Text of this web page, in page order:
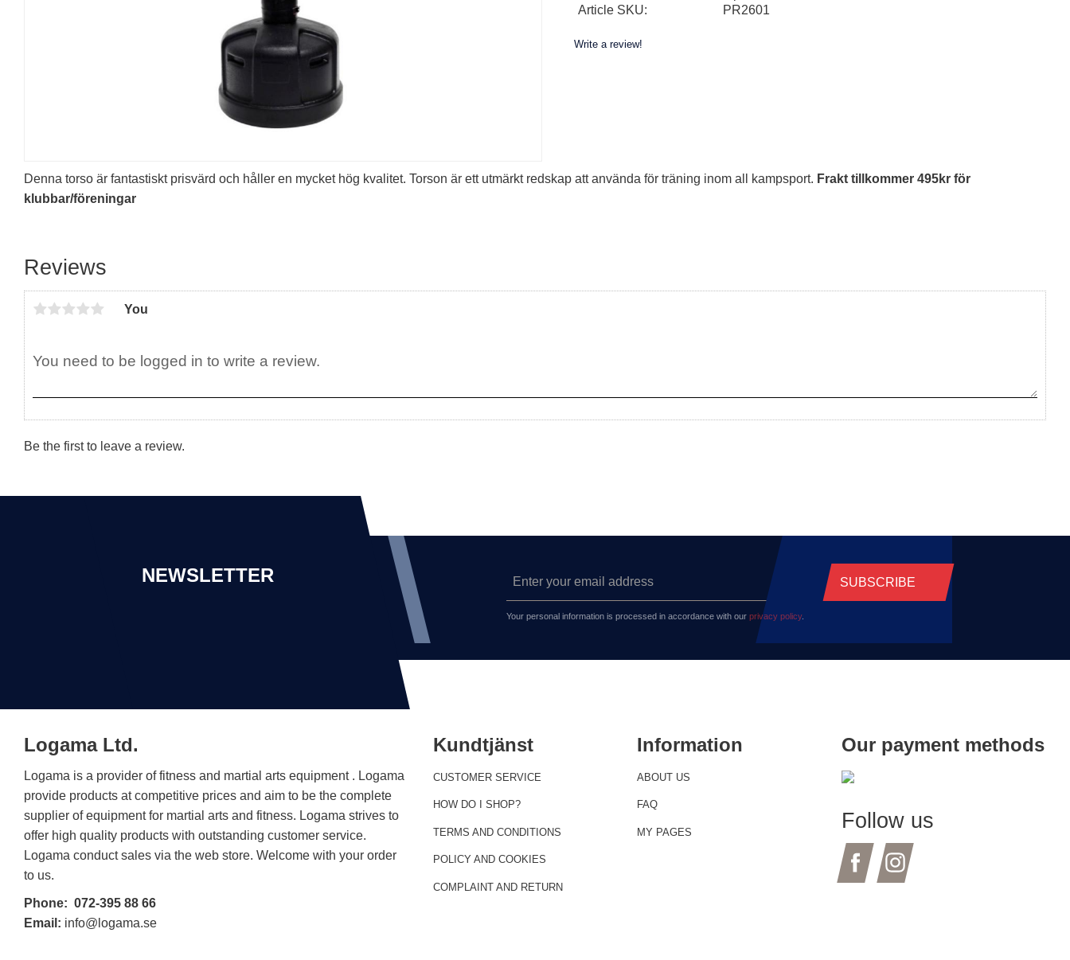
Article SKU
PR2601
Write a review!
Denna torso är fantastiskt prisvärd och håller en mycket hög kvalitet. Torson är ett utmärkt redskap att använda för träning inom all kampsport. Frakt tillkommer 495kr för
klubbar/föreningar
Reviews
You
Be the first to leave a review.
NEWSLETTER SUBSCRIBE
Your personal information is processed in accordance with our privacy policy.
Logama Ltd.
Logama is a provider of fitness and martial arts equipment . Logama
provide products at competitive prices and aim to be the complete
supplier of equipment for martial arts and fitness. Logama strives to
offer high quality products with outstanding customer service.
Logama conduct sales via the web store. Welcome with your order
to us.
Phone: 072-395 88 66
Email: info@logama.se
Kundtjänst
CUSTOMER SERVICE
HOW DO I SHOP?
TERMS AND CONDITIONS
POLICY AND COOKIES
COMPLAINT AND RETURN
Information
ABOUT US
FAQ
MY PAGES
Our payment methods
Follow us